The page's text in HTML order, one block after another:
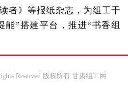
者》等报纸杂志，为组工干
能”搭建平台，推进“书香组
Reserved 版权所有 甘肃组工网